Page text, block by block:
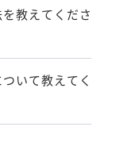
教えてくださ
いて教えてく